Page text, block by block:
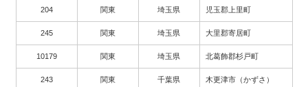
204 関東 埼玉県 児玉郡上里町
245 関東 埼玉県 大里郡寄居町
10179 関東 埼玉県 北葛飾郡杉戸町
243 関東 千葉県 木更津市（かずさ）